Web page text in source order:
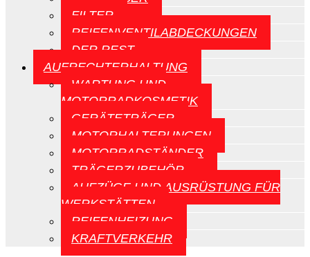
FILTER
REIFENVENTILABDECKUNGEN
DER REST
AUFRECHTERHALTUNG
WARTUNG UND
MOTORRADKOSMETIK
GERÄTETRÄGER
MOTORHALTERUNGEN
MOTORRADSTÄNDER
TRÄGERZUBEHÖR
AUFZÜGE UND AUSRÜSTUNG FÜR
WERKSTÄTTEN
REIFENHEIZUNG
KRAFTVERKEHR